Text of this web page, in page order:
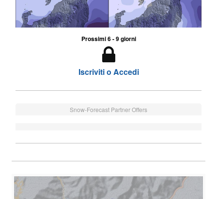
Prossimi 6 - 9 giorni
Iscriviti o Accedi
Snow-Forecast Partner Offers